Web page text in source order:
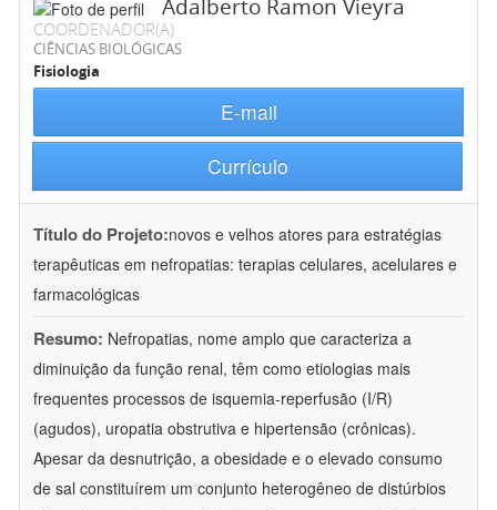
Adalberto Ramon Vieyra
COORDENADOR(A)
CIÊNCIAS BIOLÓGICAS
Fisiologia
E-mail
Currículo
Título do Projeto:novos e velhos atores para estratégias
terapêuticas em nefropatias: terapias celulares, acelulares e
farmacológicas
Resumo: Nefropatias, nome amplo que caracteriza a
diminuição da função renal, têm como etiologias mais
frequentes processos de isquemia-reperfusão (I/R)
(agudos), uropatia obstrutiva e hipertensão (crônicas).
Apesar da desnutrição, a obesidade e o elevado consumo
de sal constituírem um conjunto heterogêneo de distúrbios